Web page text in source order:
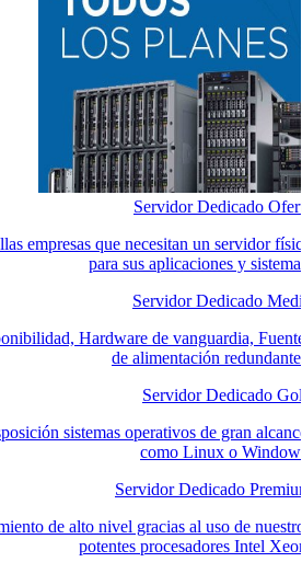
Servidor Dedicado
empresas que necesitan un servidor
para sus aplicaciones y
Servidor Dedicado
Hardware de vanguardia,
de alimentación
Servidor Dedicado
sistemas operativos de gran
como Linux o
Servidor Dedicado
de alto nivel gracias al uso de
potentes procesadores Intel